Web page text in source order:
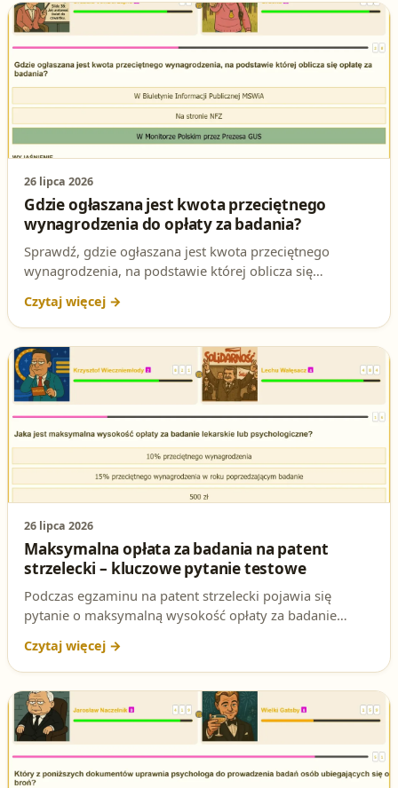
26 lipca 2026
Gdzie ogłaszana jest kwota przeciętnego
wynagrodzenia do opłaty za badania?
Sprawdź, gdzie ogłaszana jest kwota przeciętnego
wynagrodzenia, na podstawie której oblicza się
psychologiczne wymagane do pozwolenia na broń. To
pytanie regularnie pojawia się na egzaminie na patent
strzelecki.
26 lipca 2026
Maksymalna opłata za badania na patent
strzelecki – kluczowe pytanie testowe
Podczas egzaminu na patent strzelecki pojawia się
pytanie o maksymalną wysokość opłaty za badanie
skąd wynika i jak zapamiętać poprawną odpowiedź.